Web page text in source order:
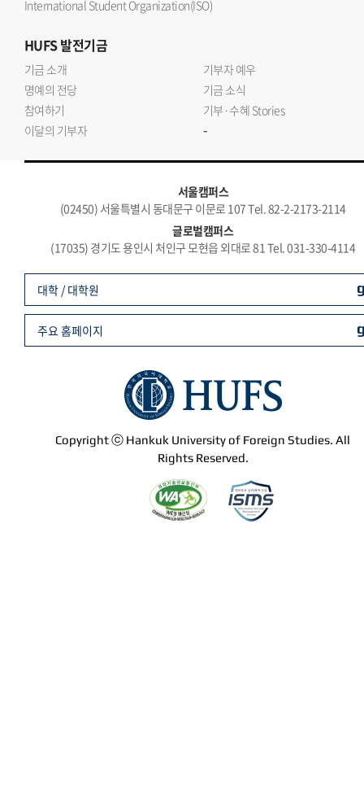
International Student Organization(ISO)
HUFS발전기금
기금 소개
기부자 예우
명예의 전당
기금 소식
참여하기
기부·수혜 Stories
이달의 기부자
-
서울캠퍼스
(02450) 서울특별시 동대문구 이문로 107 Tel. 82-2-2173-2114
글로벌캠퍼스
(17035) 경기도 용인시 처인구 모현읍 외대로 81 Tel. 031-330-4114
Copyright ⓒ Hankuk University of Foreign Studies. All
Rights Reserved.
대학 / 대학원
주요 홈페이지